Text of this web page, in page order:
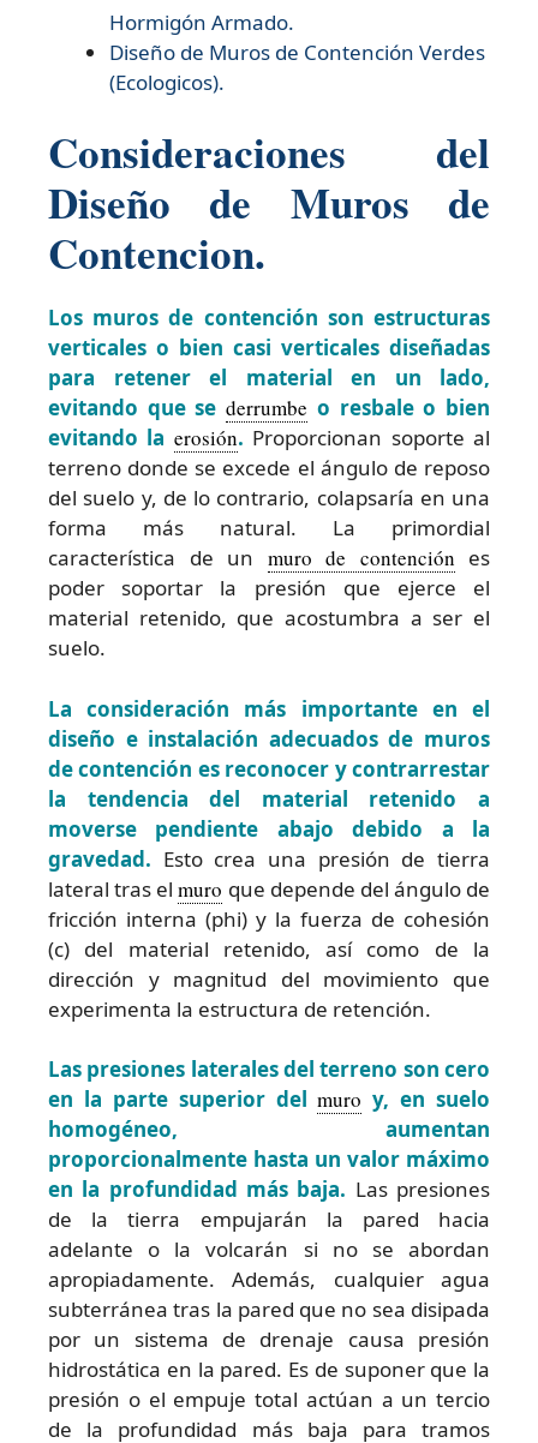
Hormigón Armado.
Diseño de Muros de Contención Verdes
(Ecologicos).
Consideraciones del
Diseño de Muros de
Contencion.
Los muros de contención son estructuras
verticales o bien casi verticales diseñadas
para retener el material en un lado,
evitando que sederrumbe o resbale o bien
evitando la erosión. Proporcionan soporte al
terreno donde se excede el ángulo de reposo
del suelo y, de lo contrario, colapsaría en una
forma más natural. La primordial
característica de un muro de contención es
poder soportar la presión que ejerce el
material retenido, que acostumbra a ser el
suelo.
La consideración más importante en el
diseño e instalación adecuados de muros
de contención es reconocer y contrarrestar
la tendencia del material retenido a
moverse pendiente abajo debido a la
gravedad. Esto crea una presión de tierra
lateral tras elmuro que depende del ángulo de
fricción interna (phi) y la fuerza de cohesión
(c) del material retenido, así como de la
dirección y magnitud del movimiento que
experimenta la estructura de retención.
Las presiones laterales del terreno son cero
en la parte superior delmuro y, en suelo
homogéneo, aumentan
proporcionalmente hasta un valor máximo
en la profundidad más baja. Las presiones
de la tierra empujarán la pared hacia
adelante o la volcarán si no se abordan
apropiadamente. Además, cualquier agua
subterránea tras la pared que no sea disipada
por un sistema de drenaje causa presión
hidrostática en la pared. Es de suponer que la
presión o el empuje total actúan a un tercio
de la profundidad más baja para tramos